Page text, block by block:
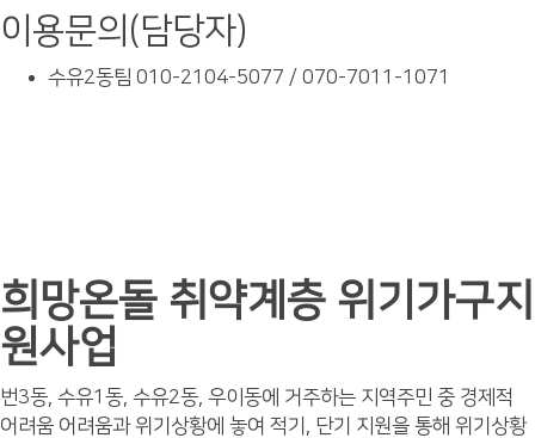
이용문의(담당자)
수유2동팀 010-2104-5077 / 070-7011-1071
희망온돌 취약계층 위기가구지
원사업
번3동, 수유1동, 수유2동, 우이동에 거주하는 지역주민 중 경제적
어려움 어려움과 위기상황에 놓여 적기, 단기 지원을 통해 위기상황